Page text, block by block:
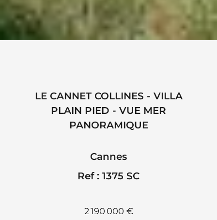
LE CANNET COLLINES - VILLA
PLAIN PIED - VUE MER
PANORAMIQUE
Cannes
Ref : 1375 SC
2 190 000 €